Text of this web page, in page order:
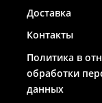
Доставка
Контакты
Политика в
обработки
данных